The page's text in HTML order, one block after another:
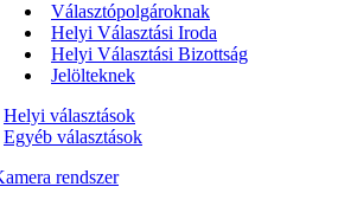
Választópolgároknak
Helyi Választási Iroda
Helyi Választási Bizottság
Jelölteknek
Helyi választások
Egyéb választások
rendszer